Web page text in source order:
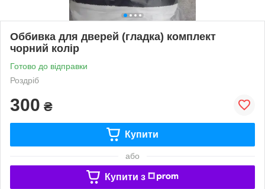
Оббивка для дверей (гладка) комплект
чорний колір
Готово до відправки
Роздріб
300 ₴
Купити
або
Купити з